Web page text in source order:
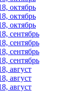
октябрь
октябрь
октябрь
сентябрь
сентябрь
сентябрь
сентябрь
август
август
август